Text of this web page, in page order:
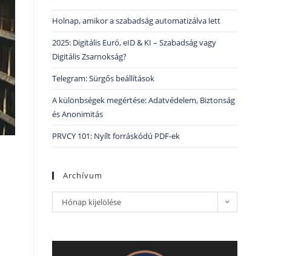
Holnap, amikor a szabadság automatizálva lett
2025: Digitális Euró, eID & KI – Szabadság vagy
Digitális Zsarnokság?
Telegram: Sürgős beállítások
A különbségek megértése: Adatvédelem, Biztonság
és Anonimitás
PRVCY 101: Nyílt forráskódú PDF-ek
Archívum
Hónap kijelölése